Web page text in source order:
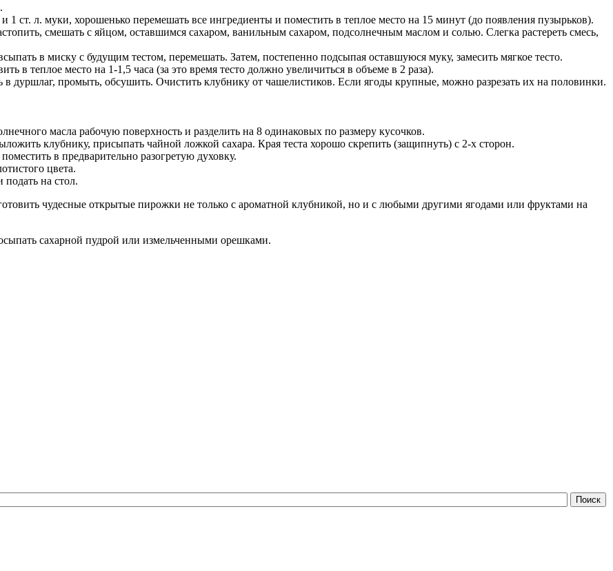
ст. л. муки, хорошенько перемешать все ингредиенты и поместить в теплое место на 15 минут (до появления пузырьков).
смешать с яйцом, оставшимся сахаром, ванильным сахаром, подсолнечным маслом и солью. Слегка растереть смесь,
в миску с будущим тестом, перемешать. Затем, постепенно подсыпая оставшуюся муку, замесить мягкое тесто.
в теплое место на 1-1,5 часа (за это время тесто должно увеличиться в объеме в 2 раза).
дуршлаг, промыть, обсушить. Очистить клубнику от чашелистиков. Если ягоды крупные, можно разрезать их на половинки.
масла рабочую поверхность и разделить на 8 одинаковых по размеру кусочков.
клубнику, присыпать чайной ложкой сахара. Края теста хорошо скрепить (защипнуть) с 2-х сторон.
в предварительно разогретую духовку.
цвета.
на стол.
чудесные открытые пирожки не только с ароматной клубникой, но и с любыми другими ягодами или фруктами на
сахарной пудрой или измельченными орешками.